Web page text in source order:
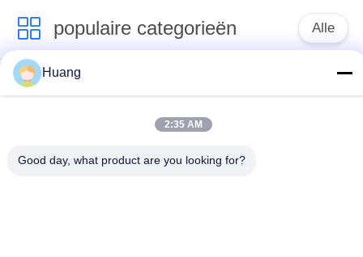
populaire categorieën Alle
Marine Turbocharger
Parts
Turbocompressor
IHI-
ONTMOETE
Huang
2:35 AM
Good day, what product are you looking for?